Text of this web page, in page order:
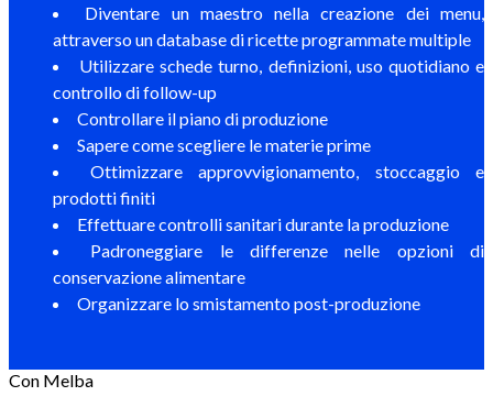
Diventare un maestro nella creazione dei menu,
attraverso un database di ricette programmate multiple
Utilizzare schede turno, definizioni, uso quotidiano e
controllo di follow-up
Controllare il piano di produzione
Sapere come scegliere le materie prime
Ottimizzare approvvigionamento, stoccaggio e
prodotti finiti
Effettuare controlli sanitari durante la produzione
Padroneggiare le differenze nelle opzioni di
conservazione alimentare
Organizzare lo smistamento post-produzione
Con Melba